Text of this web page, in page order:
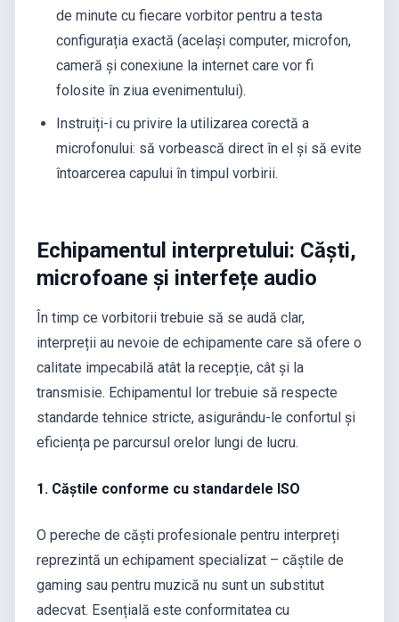
de minute cu fiecare vorbitor pentru a testa
configurația exactă (același computer, microfon,
cameră și conexiune la internet care vor fi
folosite în ziua evenimentului).
Instruiți-i cu privire la utilizarea corectă a
microfonului: să vorbească direct în el și să evite
întoarcerea capului în timpul vorbirii.
Echipamentul interpretului: Căști,
microfoane și interfețe audio
În timp ce vorbitorii trebuie să se audă clar,
interpreții au nevoie de echipamente care să ofere o
calitate impecabilă atât la recepție, cât și la
transmisie. Echipamentul lor trebuie să respecte
standarde tehnice stricte, asigurându-le confortul și
eficiența pe parcursul orelor lungi de lucru.
1. Căștile conforme cu standardele ISO
O pereche de căști profesionale pentru interpreți
reprezintă un echipament specializat – căștile de
gaming sau pentru muzică nu sunt un substitut
adecvat. Esențială este conformitatea cu